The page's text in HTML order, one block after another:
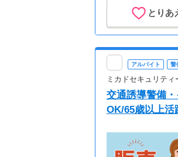
とりあ
アルバイト 警
ミカドセキュリテ
交通誘導警備
OK/65歳以上活